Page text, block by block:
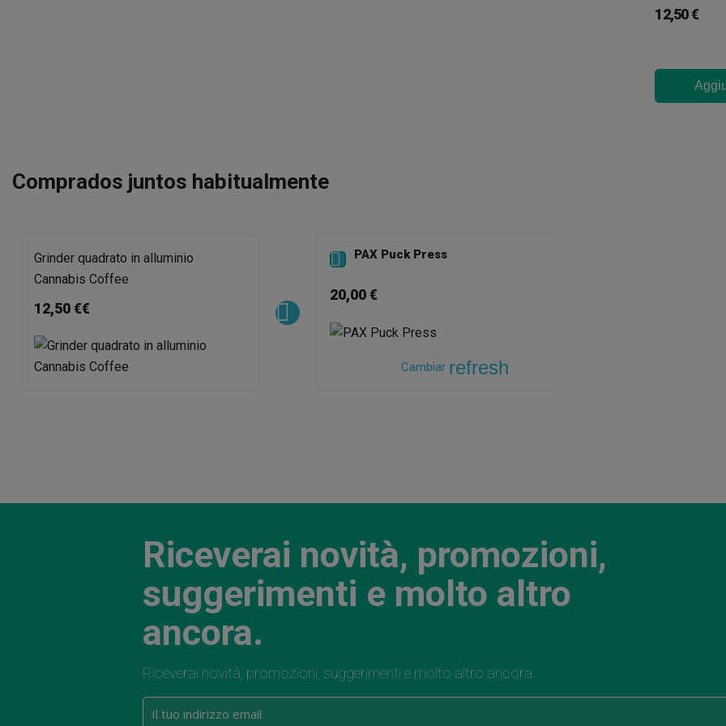
12,50 €
Comprados juntos habitualmente
Grinder quadrato in alluminio
Cannabis Coffee
12,50 €€
 PAX Puck Press
20,00 €
Cambiar refresh
Riceverai novità, promozioni,
suggerimenti e molto altro
ancora.
Riceverai novità, promozioni, suggerimenti e molto altro ancora.